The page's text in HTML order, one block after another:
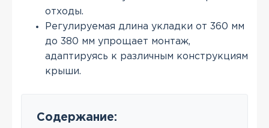
отходы.
Регулируемая длина укладки от 360 мм
до 380 мм упрощает монтаж,
адаптируясь к различным конструкциям
крыши.
Содержание: